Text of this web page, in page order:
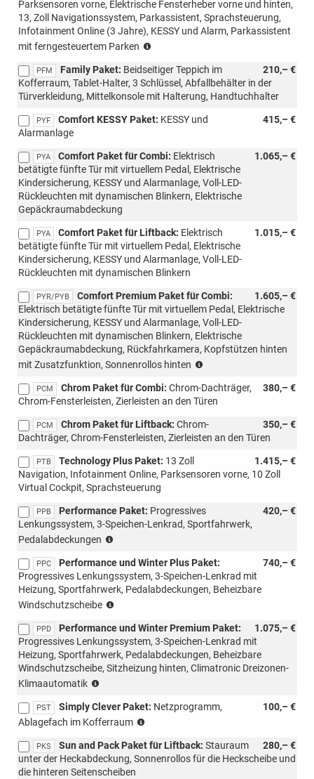
Parksensoren vorne, Elektrische Fensterheber vorne und hinten,
13, Zoll Navigationssystem, Parkassistent, Sprachsteuerung,
Infotainment Online (3 Jahre), KESSY und Alarm, Parkassistent
mit ferngesteuertem Parken
Loft
kombinierbar,
nur
AP)
PFM 210,– €
Family Paket: Beidseitiger Teppich im
Kofferraum, Tablet-Halter, 3 Schlüssel, Abfallbehälter in der
Türverkleidung, Mittelkonsole mit Halterung, Handtuchhalter
PYF 415,– €
Comfort KESSY Paket: KESSY und
Alarmanlage
PYA 1.065,– €
Comfort Paket für Combi: Elektrisch
betätigte fünfte Tür mit virtuellem Pedal, Elektrische
Kindersicherung, KESSY und Alarmanlage, Voll-LED-
Rückleuchten mit dynamischen Blinkern, Elektrische
Gepäckraumabdeckung
PYA 1.015,– €
Comfort Paket für Liftback: Elektrisch
betätigte fünfte Tür mit virtuellem Pedal, Elektrische
Kindersicherung, KESSY und Alarmanlage, Voll-LED-
Rückleuchten mit dynamischen Blinkern
PYR/PYB 1.605,– €
Comfort Premium Paket für Combi:
Elektrisch betätigte fünfte Tür mit virtuellem Pedal, Elektrische
Kindersicherung, KESSY und Alarmanlage, Voll-LED-
Rückleuchten mit dynamischen Blinkern, Elektrische
Gepäckraumabdeckung, Rückfahrkamera, Kopfstützen hinten
mit Zusatzfunktion, Sonnenrollos hinten
Sportline,
nur
Kombi)
PCM 380,– €
Chrom Paket für Combi: Chrom-Dachträger,
Chrom-Fensterleisten, Zierleisten an den Türen
PCM 350,– €
Chrom Paket für Liftback: Chrom-
Dachträger, Chrom-Fensterleisten, Zierleisten an den Türen
PTB 1.415,– €
Technology Plus Paket: 13 Zoll
Navigation, Infotainment Online, Parksensoren vorne, 10 Zoll
Virtual Cockpit, Sprachsteuerung
PPB 420,– €
Performance Paket: Progressives
Lenkungssystem, 3-Speichen-Lenkrad, Sportfahrwerk,
Pedalabdeckungen
mit
PWM/PWN,
Loft)
PPC 740,– €
Performance und Winter Plus Paket:
Progressives Lenkungssystem, 3-Speichen-Lenkrad mit
Heizung, Sportfahrwerk, Pedalabdeckungen, Beheizbare
Windschutzscheibe
Loft
möglich)
PPD 1.075,– €
Performance und Winter Premium Paket:
Progressives Lenkungssystem, 3-Speichen-Lenkrad mit
Heizung, Sportfahrwerk, Pedalabdeckungen, Beheizbare
Windschutzscheibe, Sitzheizung hinten, Climatronic Dreizonen-
Klimaautomatik
Loft
möglich)
PST 100,– €
Simply Clever Paket: Netzprogramm,
Ablagefach im Kofferraum
für
m-
PKS 280,– €
Sun and Pack Paket für Liftback: Stauraum
unter der Heckabdeckung, Sonnenrollos für die Heckscheibe und
die hinteren Seitenscheiben